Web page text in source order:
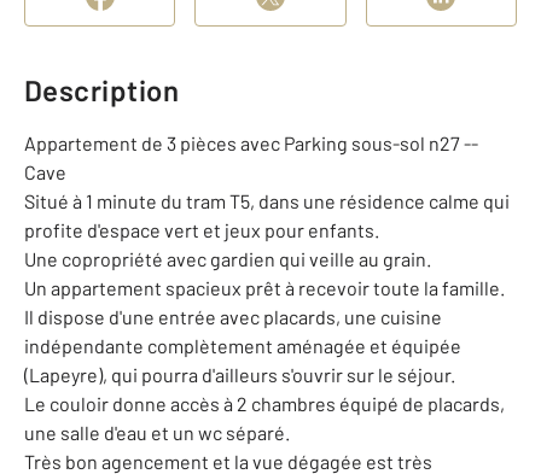
Description
Appartement de 3 pièces avec Parking sous-sol n27 --
Cave
Situé à 1 minute du tram T5, dans une résidence calme qui
profite d'espace vert et jeux pour enfants.
Une copropriété avec gardien qui veille au grain.
Un appartement spacieux prêt à recevoir toute la famille.
Il dispose d'une entrée avec placards, une cuisine
indépendante complètement aménagée et équipée
(Lapeyre), qui pourra d'ailleurs s'ouvrir sur le séjour.
Le couloir donne accès à 2 chambres équipé de placards,
une salle d'eau et un wc séparé.
Très bon agencement et la vue dégagée est très